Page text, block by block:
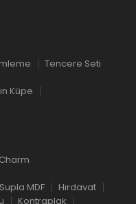
Tencere Seti
Küpe
Charm
Supla MDF
Hırdavat
Kontraplak